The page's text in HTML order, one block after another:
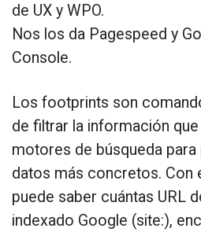
de UX y WPO.
Nos los da Pagespeed y
Console.
Los footprints son
de filtrar la información
motores de búsqueda
datos más concretos. Con
puede saber cuántas URL
indexado Google (site:),